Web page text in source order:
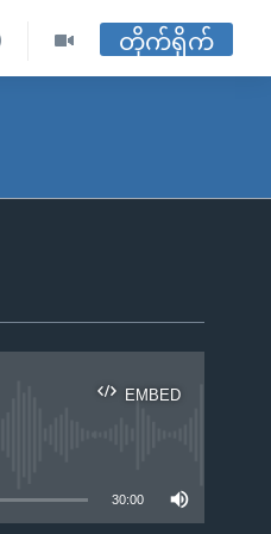
တိုက်ရိုက်
EMBED
30:00